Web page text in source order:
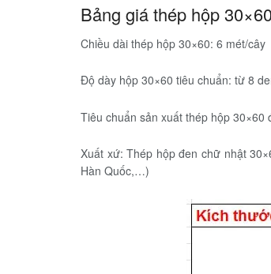
Bảng giá thép hộp
Chiều dài thép hộp 30×60: 6 mét/cây
Độ dày hộp 30×60 tiêu chuẩn: từ 8
Tiêu chuẩn sản xuất thép hộp 30×60
Xuất xứ: Thép hộp đen chữ nhật
Hàn Quốc,…)